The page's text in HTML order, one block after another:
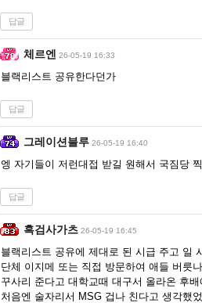
답글
체르엔 26-05-19 16:33
블랙리스트 공유한다던가
답글
그레이션블루 26-05-19 16:40
엥 자기들이 저런대접 받길 원해서 국짐당
답글
흑검사가츠 26-05-19 16:45
블랙리스트 공유에 제대로 된 시급 주고 일
단체 이지메 또는 직접 방문하여 애들 버릇
꾸사리 준다고 대학교때 대구서 올라온 후
처음엔 술자리서 MSG 겁나 친다고 생각했